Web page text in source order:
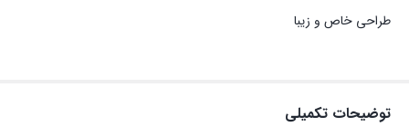
طراحی خاص و زیبا
توضیحات تکمیلی